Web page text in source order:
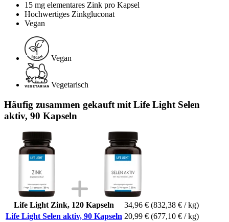
15 mg elementares Zink pro Kapsel
Hochwertiges Zinkgluconat
Vegan
Vegan
Vegetarisch
Häufig zusammen gekauft mit Life Light Selen
aktiv, 90 Kapseln
Life Light Zink, 120 Kapseln 34,96 € (832,38 € / kg)
Life Light Selen aktiv, 90 Kapseln 20,99 € (677,10 € / kg)